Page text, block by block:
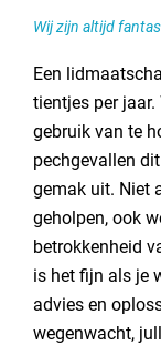
Wij zijn altijd
Een
tientjes per
gebruik van te
pechgevallen
gemak uit. Niet
geholpen, ook
betrokkenheid
is het fijn als je
advies en
wegenwacht,